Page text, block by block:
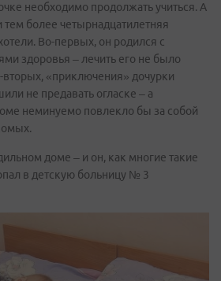
необходимо продолжать учиться. А
более четырнадцатилетняя
Во-первых, он родился с
здоровья – лечить его не было
«приключения» дочурки
не предавать огласке – а
неминуемо повлекло бы за собой
доме – и он, как многие такие
в детскую больницу № 3